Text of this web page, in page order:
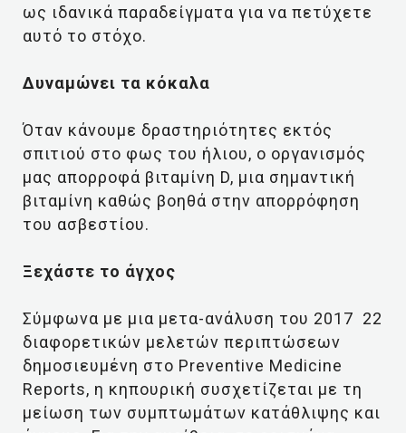
ως ιδανικά παραδείγματα για να πετύχετε
αυτό το στόχο.
Δυναμώνει τα κόκαλα
Όταν κάνουμε δραστηριότητες εκτός
σπιτιού στο φως του ήλιου, ο οργανισμός
μας απορροφά βιταμίνη D, μια σημαντική
βιταμίνη καθώς βοηθά στην απορρόφηση
του ασβεστίου.
Ξεχάστε το άγχος
Σύμφωνα με μια μετα-ανάλυση του 2017 22
διαφορετικών μελετών περιπτώσεων
δημοσιευμένη στο Preventive Medicine
Reports, η κηπουρική συσχετίζεται με τη
μείωση των συμπτωμάτων κατάθλιψης και